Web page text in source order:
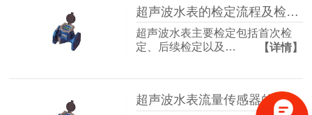
超声波水表的检定流程及检定规程介绍
超声波水表主要检定包括首次检
定、后续检定以及…
【详情】
超声波水表流量传感器的主要特点?